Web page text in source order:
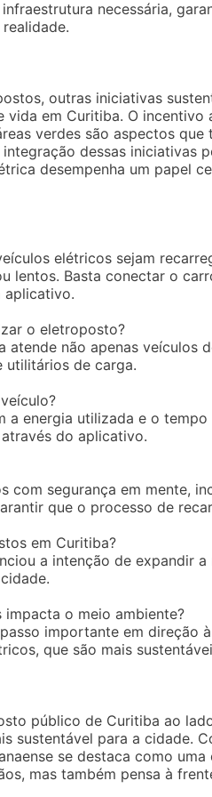
necessária,
outras iniciativas
vida em Curitiba. O
verdes são aspectos
dessas iniciativas
desempenha um papel
elétricos sejam
lentos. Basta conectar o
aplicativo.
o eletroposto?
não apenas veículos
utilitários de carga.
energia utilizada e o
do aplicativo.
com segurança em mente,
que o processo de
em Curitiba?
a intenção de expandir
o meio ambiente?
importante em direção
que são mais
público de Curitiba ao
sustentável para a cidade.
se destaca como
mas também pensa à